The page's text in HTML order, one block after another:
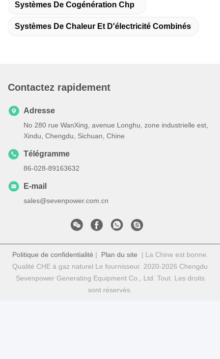
Systèmes De Cogénération Chp
Systèmes De Chaleur Et D'électricité Combinés
Contactez rapidement
Adresse
No 280 rue WanXing, avenue Longhu, zone industrielle est,
Xindu, Chengdu, Sichuan, Chine
Télégramme
86-028-89163632
E-mail
sales@sevenpower.com.cn
Politique de confidentialité | Plan du site | La Chine est bonne.
Qualité CHE à gaz naturel Le fournisseur. 2020-2026 Chengdu
Sevenpower Generating Equipment Co., Ltd. Tout. Les droits
sont réservés.